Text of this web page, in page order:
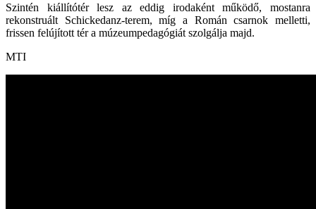
Szintén kiállítótér lesz az eddig irodaként működő, mostanra
rekonstruált Schickedanz-terem, míg a Román csarnok melletti,
frissen felújított tér a múzeumpedagógiát szolgálja majd.
MTI